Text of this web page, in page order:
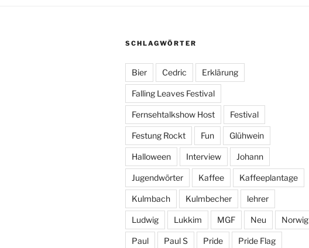
SCHLAGWÖRTER
Bier Cedric Erklärung
Falling Leaves Festival
Fernsehtalkshow Host Festival
Festung Rockt Fun Glühwein
Halloween Interview Johann
Jugendwörter Kaffee Kaffeeplantage
Kulmbach Kulmbecher lehrer
Ludwig Lukkim MGF Neu Norwig
Paul Paul S Pride Pride Flag